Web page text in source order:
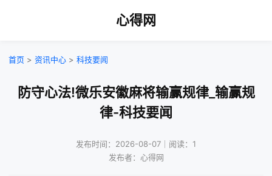
心得网
首页 > 资讯中心 > 科技要闻
防守心法!微乐安徽麻将输赢规律_输赢规
律-科技要闻
发布时间：2026-08-07｜阅读：1
发布者：心得网